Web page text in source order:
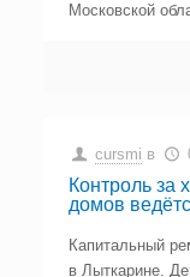
Московской
cursmi в
Контроль за
домов
Капитальный
в Лыткарине.